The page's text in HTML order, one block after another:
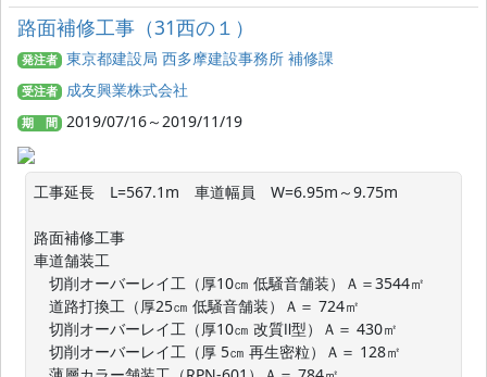
路面補修工事（31西の１）
発注者 東京都建設局 西多摩建設事務所 補修課
受注者 成友興業株式会社
期 間 2019/07/16～2019/11/19
工事延長　L=567.1m　車道幅員　W=6.95m～9.75m
路面補修工事
車道舗装工
切削オーバーレイ工（厚10㎝ 低騒音舗装）Ａ＝3544㎡
道路打換工（厚25㎝ 低騒音舗装）Ａ＝ 724㎡
切削オーバーレイ工（厚10㎝ 改質Ⅱ型）Ａ＝ 430㎡
切削オーバーレイ工（厚 5㎝ 再生密粒）Ａ＝ 128㎡